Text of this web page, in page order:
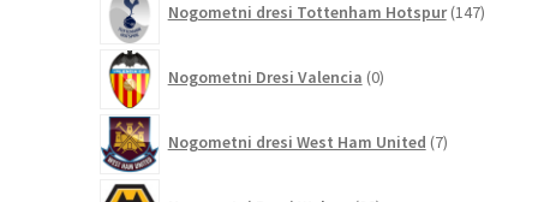
Nogometni dresi Tottenham Hotspur 147
Nogometni Dresi Valencia 0izdelkov
Nogometni dresi West Ham United 7izdelkov